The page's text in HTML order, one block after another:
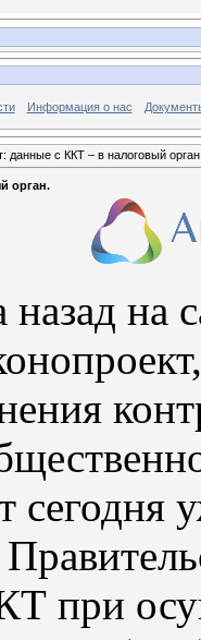
Информация о нас
данные с ККТ – в налоговый
орган.
назад
при